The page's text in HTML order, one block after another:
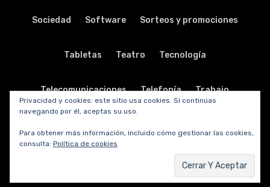
Sociedad Software Sorteos y promociones
Tabletas Teatro Tecnología
Telecomunicaciones Telefonía Trabajo
Privacidad y cookies: este sitio usa cookies. Si continúas
navegando por él, aceptas su uso.
Para obtener más información, incluido cómo gestionar las cookies,
consulta: Política de cookies